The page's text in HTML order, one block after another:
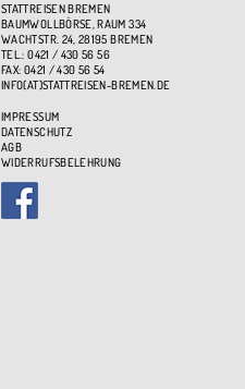
STATTREISEN BREMEN
BAUMWOLLBÖRSE, RAUM 334
WACHTSTR. 24, 28195 BREMEN
TEL.: 0421 / 430 56 56
FAX: 0421 / 430 56 54
INFO(AT)STATTREISEN-BREMEN.DE
IMPRESSUM
DATENSCHUTZ
AGB
WIDERRUFSBELEHRUNG